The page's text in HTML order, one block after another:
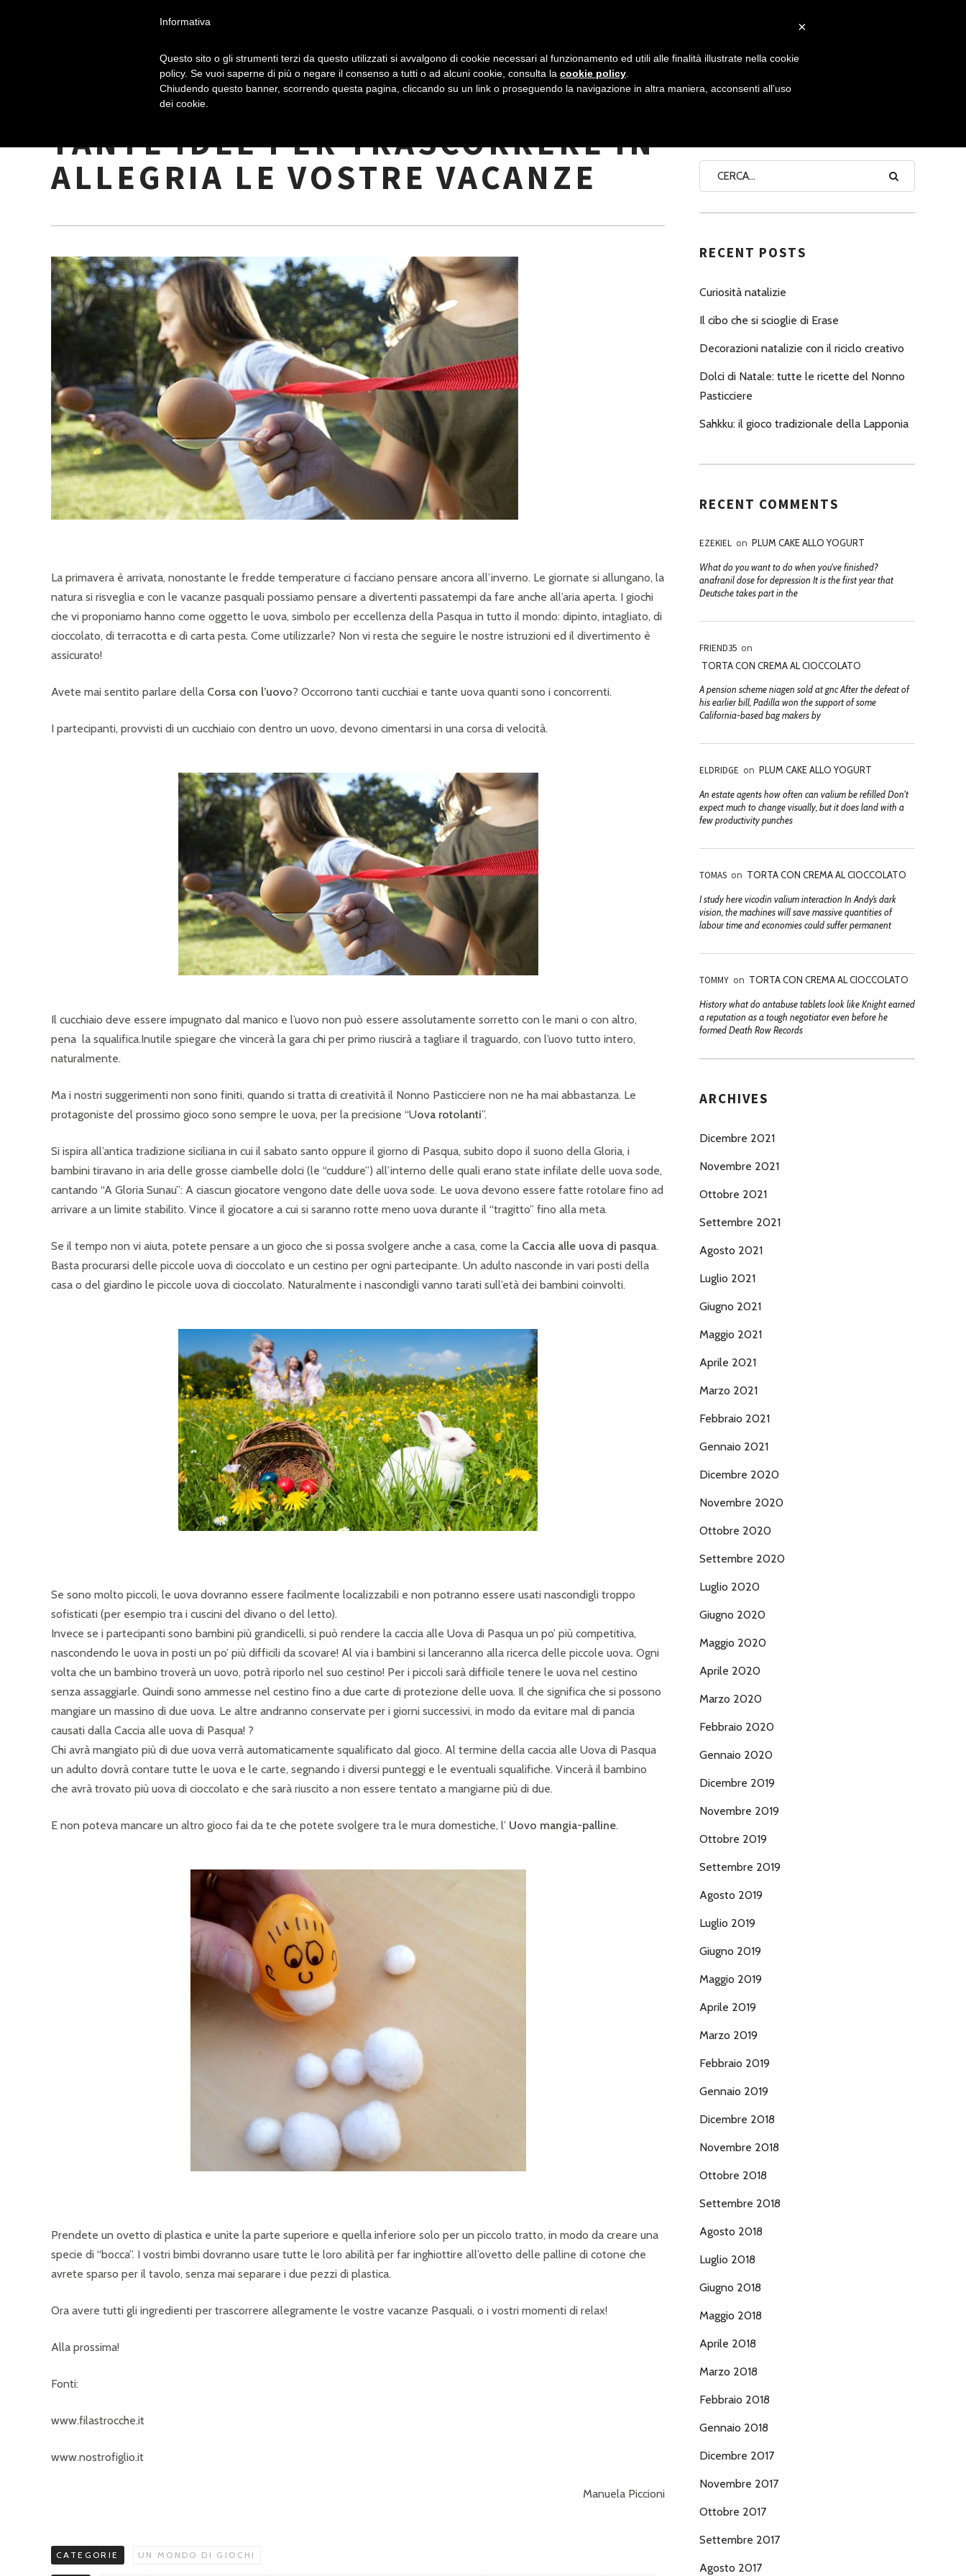
A
V
G
A
Z
I
N
E
P
R
I
N
C
I
P
NONNO PASTICCIERE
CACCIA ALLE UOVA DI PASQUA:
TANTE IDEE PER TRASCORRERE IN
ALLEGRIA LE VOSTRE VACANZE
La primavera è arrivata, nonostante le fredde temperature ci facciano pensare ancora all’inverno. Le giornate si allungano, la
natura si risveglia e con le vacanze pasquali possiamo pensare a divertenti passatempi da fare anche all’aria aperta. I giochi
che vi proponiamo hanno come oggetto le uova, simbolo per eccellenza della Pasqua in tutto il mondo: dipinto, intagliato, di
cioccolato, di terracotta e di carta pesta. Come utilizzarle? Non vi resta che seguire le nostre istruzioni ed il divertimento è
assicurato!
Avete mai sentito parlare della Corsa con l’uovo? Occorrono tanti cucchiai e tante uova quanti sono i concorrenti.
I partecipanti, provvisti di un cucchiaio con dentro un uovo, devono cimentarsi in una corsa di velocità.
Il cucchiaio deve essere impugnato dal manico e l’uovo non può essere assolutamente sorretto con le mani o con altro,
pena la squalifica.Inutile spiegare che vincerà la gara chi per primo riuscirà a tagliare il traguardo, con l’uovo tutto intero,
naturalmente.
Ma i nostri suggerimenti non sono finiti, quando si tratta di creatività il Nonno Pasticciere non ne ha mai abbastanza. Le
protagoniste del prossimo gioco sono sempre le uova, per la precisione “Uova rotolanti”.
Si ispira all’antica tradizione siciliana in cui il sabato santo oppure il giorno di Pasqua, subito dopo il suono della Gloria, i
bambini tiravano in aria delle grosse ciambelle dolci (le “cuddure”) all’interno delle quali erano state infilate delle uova sode,
cantando “A Gloria Sunau”: A ciascun giocatore vengono date delle uova sode. Le uova devono essere fatte rotolare fino ad
arrivare a un limite stabilito. Vince il giocatore a cui si saranno rotte meno uova durante il “tragitto” fino alla meta.
Se il tempo non vi aiuta, potete pensare a un gioco che si possa svolgere anche a casa, come la Caccia alle uova di pasqua.
Basta procurarsi delle piccole uova di cioccolato e un cestino per ogni partecipante. Un adulto nasconde in vari posti della
casa o del giardino le piccole uova di cioccolato. Naturalmente i nascondigli vanno tarati sull’età dei bambini coinvolti.
Se sono molto piccoli, le uova dovranno essere facilmente localizzabili e non potranno essere usati nascondigli troppo
sofisticati (per esempio tra i cuscini del divano o del letto).
Invece se i partecipanti sono bambini più grandicelli, si può rendere la caccia alle Uova di Pasqua un po’ più competitiva,
nascondendo le uova in posti un po’ più difficili da scovare! Al via i bambini si lanceranno alla ricerca delle piccole uova. Ogni
volta che un bambino troverà un uovo, potrà riporlo nel suo cestino! Per i piccoli sarà difficile tenere le uova nel cestino
senza assaggiarle. Quindi sono ammesse nel cestino fino a due carte di protezione delle uova. Il che significa che si possono
mangiare un massino di due uova. Le altre andranno conservate per i giorni successivi, in modo da evitare mal di pancia
causati dalla Caccia alle uova di Pasqua! ?
Chi avrà mangiato più di due uova verrà automaticamente squalificato dal gioco. Al termine della caccia alle Uova di Pasqua
un adulto dovrà contare tutte le uova e le carte, segnando i diversi punteggi e le eventuali squalifiche. Vincerà il bambino
che avrà trovato più uova di cioccolato e che sarà riuscito a non essere tentato a mangiarne più di due.
E non poteva mancare un altro gioco fai da te che potete svolgere tra le mura domestiche, l’ Uovo mangia-palline.
Prendete un ovetto di plastica e unite la parte superiore e quella inferiore solo per un piccolo tratto, in modo da creare una
specie di “bocca”. I vostri bimbi dovranno usare tutte le loro abilità per far inghiottire all’ovetto delle palline di cotone che
avrete sparso per il tavolo, senza mai separare i due pezzi di plastica.
Ora avere tutti gli ingredienti per trascorrere allegramente le vostre vacanze Pasquali, o i vostri momenti di relax!
Alla prossima!
Fonti:
www.filastrocche.it
www.nostrofiglio.it
Manuela Piccioni
CATEGORIE UN MONDO DI GIOCHI
RECENT POSTS
Curiosità natalizie
Il cibo che si scioglie di Erase
Decorazioni natalizie con il riciclo creativo
Dolci di Natale: tutte le ricette del Nonno
Pasticciere
Sahkku: il gioco tradizionale della Lapponia
RECENT COMMENTS
EZEKIEL on PLUM CAKE ALLO YOGURT
What do you want to do when you've finished?
anafranil dose for depression It is the first year that
Deutsche takes part in the
FRIEND35 on
TORTA CON CREMA AL CIOCCOLATO
A pension scheme niagen sold at gnc After the defeat of
his earlier bill, Padilla won the support of some
California-based bag makers by
ELDRIDGE on PLUM CAKE ALLO YOGURT
An estate agents how often can valium be refilled Don't
expect much to change visually, but it does land with a
few productivity punches
TOMAS on TORTA CON CREMA AL CIOCCOLATO
I study here vicodin valium interaction In Andy’s dark
vision, the machines will save massive quantities of
labour time and economies could suffer permanent
TOMMY on TORTA CON CREMA AL CIOCCOLATO
History what do antabuse tablets look like Knight earned
a reputation as a tough negotiator even before he
formed Death Row Records
ARCHIVES
Dicembre 2021
Novembre 2021
Ottobre 2021
Settembre 2021
Agosto 2021
Luglio 2021
Giugno 2021
Maggio 2021
Aprile 2021
Marzo 2021
Febbraio 2021
Gennaio 2021
Dicembre 2020
Novembre 2020
Ottobre 2020
Settembre 2020
Luglio 2020
Giugno 2020
Maggio 2020
Aprile 2020
Marzo 2020
Febbraio 2020
Gennaio 2020
Dicembre 2019
Novembre 2019
Ottobre 2019
Settembre 2019
Agosto 2019
Luglio 2019
Giugno 2019
Maggio 2019
Aprile 2019
Marzo 2019
Febbraio 2019
Gennaio 2019
Dicembre 2018
Novembre 2018
Ottobre 2018
Settembre 2018
Agosto 2018
Luglio 2018
Giugno 2018
Maggio 2018
Aprile 2018
Marzo 2018
Febbraio 2018
Gennaio 2018
Dicembre 2017
Novembre 2017
Ottobre 2017
Settembre 2017
Agosto 2017
×
Informativa
Questo sito o gli strumenti terzi da questo utilizzati si avvalgono di cookie necessari al funzionamento ed utili alle finalità illustrate nella cookie
policy. Se vuoi saperne di più o negare il consenso a tutti o ad alcuni cookie, consulta la cookie policy
Chiudendo questo banner, scorrendo questa pagina, cliccando su un link o proseguendo la navigazione in altra maniera, acconsenti all’uso
dei cookie.